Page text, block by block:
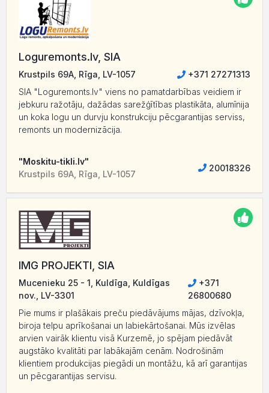
Loguremonts.lv, SIA
Krustpils 69A, Rīga, LV-1057
+371 27271313
SIA "Loguremonts.lv" viens no pamatdarbības veidiem ir
jebkuru ražotāju, dažādas sarežģītības plastikāta, alumīnija
un koka logu un durvju konstrukciju pēcgarantijas serviss,
remonts un modernizācija.
"Moskitu-tikli.lv"
Krustpils 69A, Rīga, LV-1057
20018326
IMG PROJEKTI, SIA
Mucenieku 25 - 1, Kuldīga, Kuldīgas
nov., LV-3301
+371
26800680
Pie mums ir plašākais preču piedāvājums mājas, dzīvokļa,
biroja telpu aprīkošanai un labiekārtošanai. Mūs izvēlas
arvien vairāk klientu visā Kurzemē, jo spējam piedāvāt
augstāko kvalitāti par labākajām cenām. Nodrošinām
klientiem produkcijas piegādi un montāžu, kā arī garantijas
un pēcgarantijas servisu.